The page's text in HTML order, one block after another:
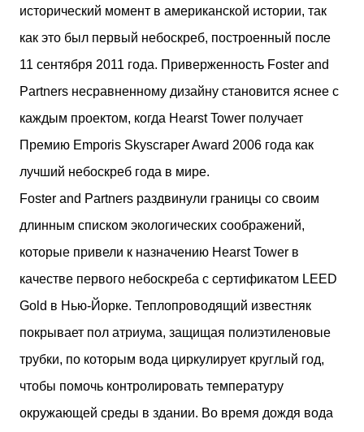
исторический момент в американской истории, так
как это был первый небоскреб, построенный после
11 сентября 2011 года. Приверженность Foster and
Partners несравненному дизайну становится яснее с
каждым проектом, когда Hearst Tower получает
Премию Emporis Skyscraper Award 2006 года как
лучший небоскреб года в мире.
Foster and Partners раздвинули границы со своим
длинным списком экологических соображений,
которые привели к назначению Hearst Tower в
качестве первого небоскреба с сертификатом LEED
Gold в Нью-Йорке. Теплопроводящий известняк
покрывает пол атриума, защищая полиэтиленовые
трубки, по которым вода циркулирует круглый год,
чтобы помочь контролировать температуру
окружающей среды в здании. Во время дождя вода